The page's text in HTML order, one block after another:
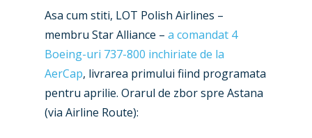
Asa cum stiti, LOT Polish Airlines –
membru Star Alliance – a comandat 4
Boeing-uri 737-800 inchiriate de la
AerCap, livrarea primului fiind programata
pentru aprilie. Orarul de zbor spre Astana
(via Airline Route):